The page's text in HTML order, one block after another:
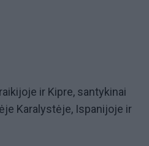
ir Kipre, santykinai
Karalystėje, Ispanijoje ir